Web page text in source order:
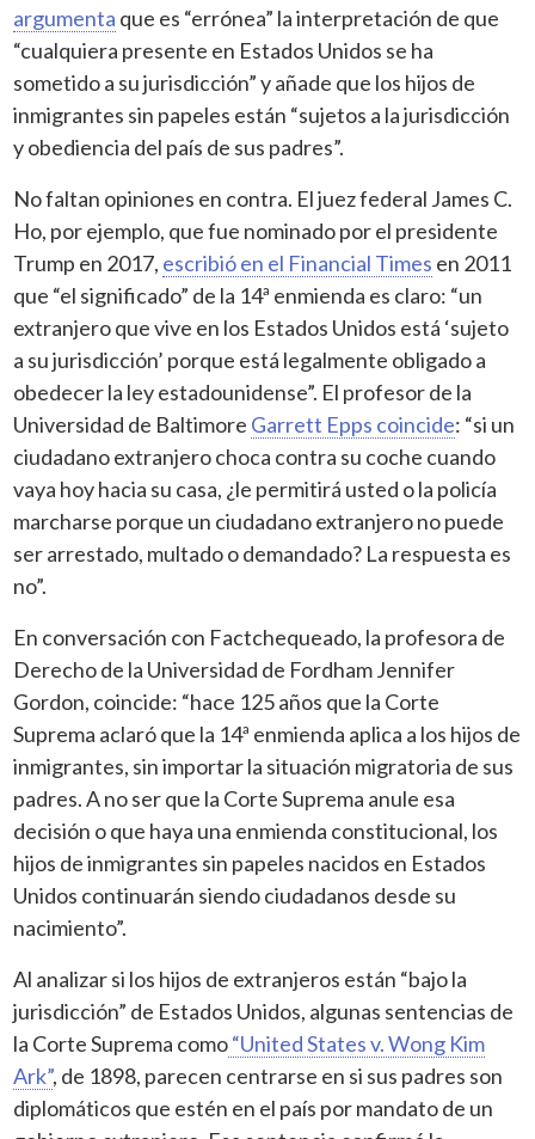
argumenta que es “errónea” la interpretación de que
“cualquiera presente en Estados Unidos se ha
sometido a su jurisdicción” y añade que los hijos de
inmigrantes sin papeles están “sujetos a la jurisdicción
y obediencia del país de sus padres”.
No faltan opiniones en contra. El juez federal James C.
Ho, por ejemplo, que fue nominado por el presidente
Trump en 2017, escribió en el Financial Times en 2011
que “el significado” de la 14ª enmienda es claro: “un
extranjero que vive en los Estados Unidos está ‘sujeto
a su jurisdicción’ porque está legalmente obligado a
obedecer la ley estadounidense”. El profesor de la
Universidad de Baltimore Garrett Epps coincide: “si un
ciudadano extranjero choca contra su coche cuando
vaya hoy hacia su casa, ¿le permitirá usted o la policía
marcharse porque un ciudadano extranjero no puede
ser arrestado, multado o demandado? La respuesta es
no”.
En conversación con Factchequeado, la profesora de
Derecho de la Universidad de Fordham Jennifer
Gordon, coincide: “hace 125 años que la Corte
Suprema aclaró que la 14ª enmienda aplica a los hijos de
inmigrantes, sin importar la situación migratoria de sus
padres. A no ser que la Corte Suprema anule esa
decisión o que haya una enmienda constitucional, los
hijos de inmigrantes sin papeles nacidos en Estados
Unidos continuarán siendo ciudadanos desde su
nacimiento”.
Al analizar si los hijos de extranjeros están “bajo la
jurisdicción” de Estados Unidos, algunas sentencias de
la Corte Suprema como“United States v. Wong Kim
Ark”, de 1898, parecen centrarse en si sus padres son
diplomáticos que estén en el país por mandato de un